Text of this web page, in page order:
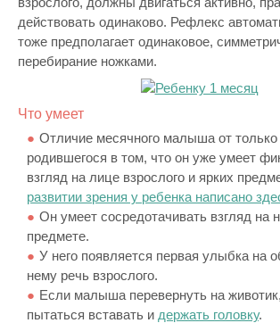
действовать одинаково. Рефлекс
тоже предполагает одинаковое,
перебирание ножками.
Что умеет
Отличие месячного малыша от только
родившегося в том, что он уже умеет
взгляд на лице взрослого и ярких
развитии зрения у ребенка написано
Он умеет сосредотачивать взгляд на
предмете.
У него появляется первая улыбка на
нему речь взрослого.
Если малыша перевернуть на
пытаться вставать и держать головку.